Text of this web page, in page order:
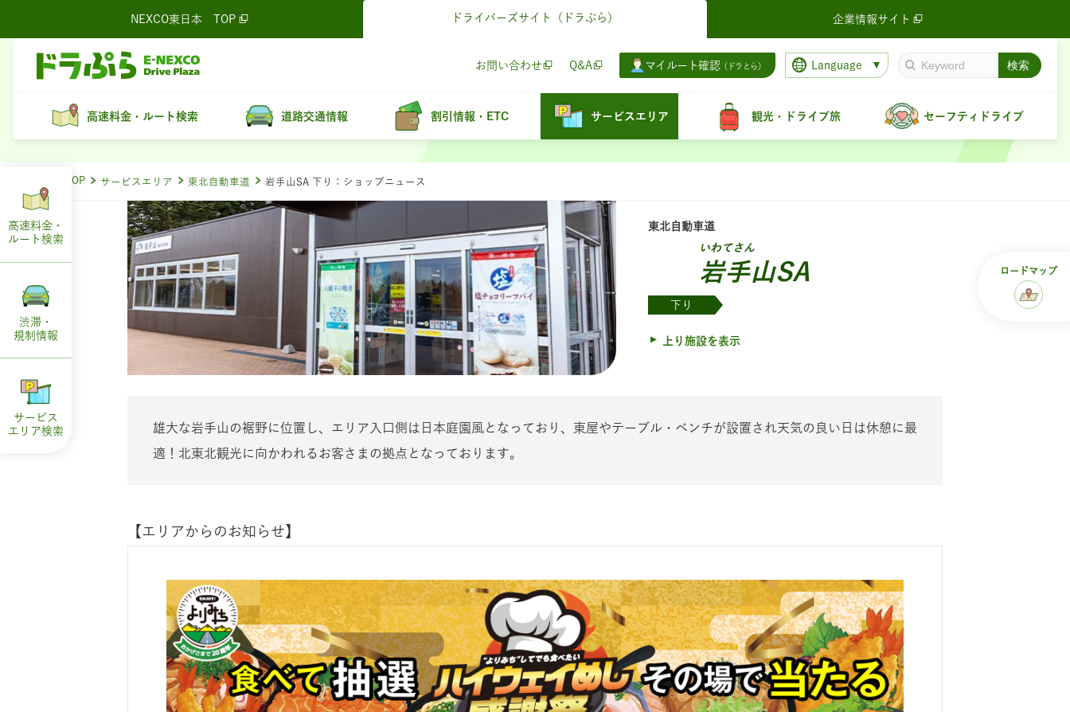
NEXCO東日本 TOP ドライバーズサイト （ドラぷら） 企業情報サイト
お問い合わせ Q&A マイルート確認 （ドラとら） Language
高速料金・ルート検索 道路交通情報 割引情報・ETC サービスエリア 観光・ドライブ旅 セーフティドライブ
ドラぷらTOP サービスエリア 東北自動車道 岩手山SA 下り：ショップニュース
東北自動車道
いわてさん
岩手山SA
下り
上り施設を表示
雄大な岩手山の裾野に位置し、エリア入口側は日本庭園風となっており、東屋やテーブル・ベンチが設置され天気の良い日は休憩に最
適！北東北観光に向かわれるお客さまの拠点となっております。
【エリアからのお知らせ】
ロードマップ
高速料金・
ルート 検索
渋滞・
規制情報
サービス
エリア検索